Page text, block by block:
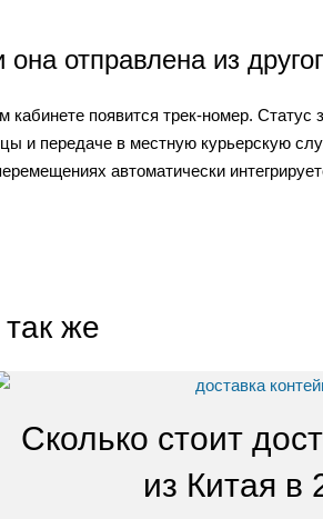
отправлена из
появится трек-номер.
и передаче в местную курьерскую
автоматически
же
Сколько стоит
из Китая в